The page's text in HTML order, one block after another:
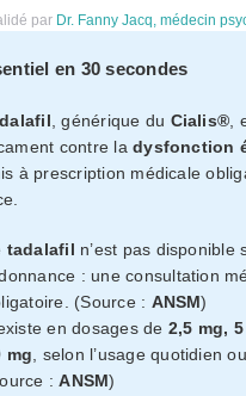
par Dr. Fanny Jacq, médecin
en 30 secondes
, générique du Cialis® ,
contre ladysfonction
à prescription médicale
tadalafil n’est pas disponible
: une consultation
(Source : ANSM)
en dosages de 2,5 mg,
mg , selon l’usage quotidien
:ANSM)